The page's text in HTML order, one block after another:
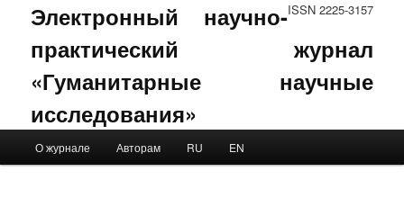
ISSN 2225-3157
Электронный научно-
практический журнал
«Гуманитарные научные
исследования»
Skip to primary content
Skip to secondary content
О журнале Авторам RU EN